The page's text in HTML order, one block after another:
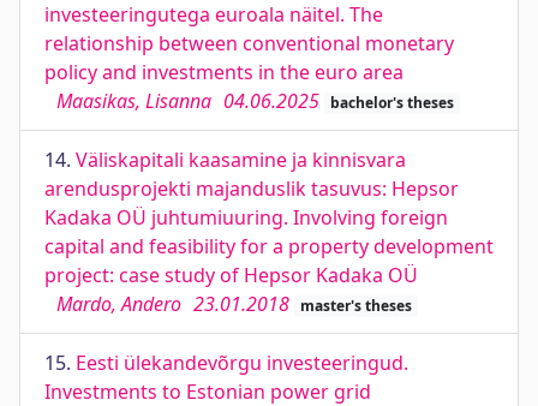
investeeringutega euroala näitel. The
relationship between conventional monetary
policy and investments in the euro area
Maasikas, Lisanna 04.06.2025 bachelor's theses
14. Väliskapitali kaasamine ja kinnisvara
arendusprojekti majanduslik tasuvus: Hepsor
Kadaka OÜ juhtumiuuring. Involving foreign
capital and feasibility for a property development
project: case study of Hepsor Kadaka OÜ
Mardo, Andero 23.01.2018 master's theses
15. Eesti ülekandevõrgu investeeringud.
Investments to Estonian power grid